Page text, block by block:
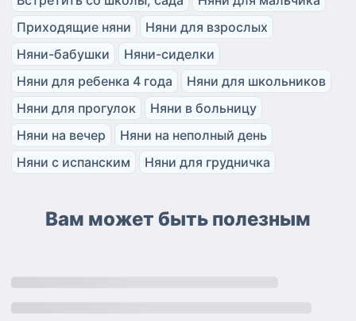
Приходящие няни
Няни для взрослых
Няни-бабушки
Няни-сиделки
Няни для ребенка 4 года
Няни для школьников
Няни для прогулок
Няни в больницу
Няни на вечер
Няни на неполный день
Няни с испанским
Няни для грудничка
Вам может быть полезным